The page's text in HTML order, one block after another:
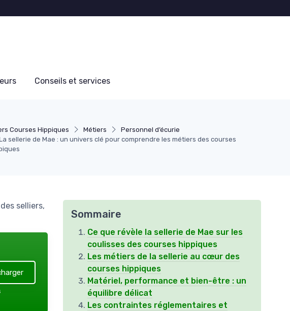
Conseils et services
Courses Hippiques Métiers
Personnel d’écurie
sellerie de Mae : un univers clé pour comprendre les métiers des courses
selliers,
Sommaire
Ce que révèle la sellerie de Mae sur les
coulisses des courses hippiques
Les métiers de la sellerie au cœur des
courses hippiques
Matériel, performance et bien-être : un
équilibre délicat
Les contraintes réglementaires et